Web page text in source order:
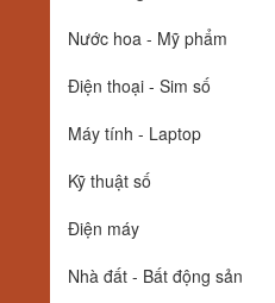
Nước hoa - Mỹ phẩm
Điện thoại - Sim số
Máy tính - Laptop
Kỹ thuật số
Điện máy
Nhà đất - Bất động sản